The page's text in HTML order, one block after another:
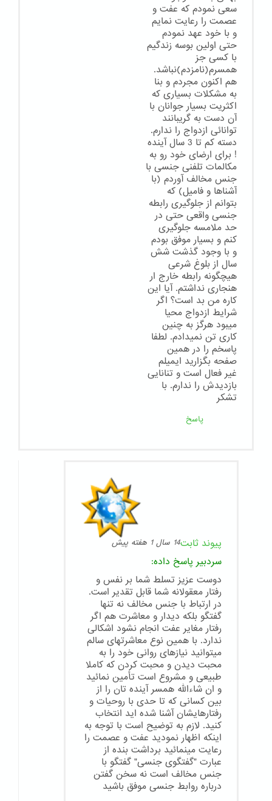
سعی نمودم که عفت و
عصمت را رعایت نمایم
و با خود عهد نمودم
حتی اولین بوسه زندگیم
با کسی جز
همسرم(نامزدم)نباشد.
هم اکنون مجردم و بنا
به مشکلات بسیاری که
اکثریت بسیار جوانان با
آن دست به گریبانند
توانائی ازدواج را ندارم.
دسته کم تا 3 سال آینده
! برای ارضای خود رو به
مکالمات تلفنی جنسی با
جنس مخالف آوردم (با
آشناها و فامیل) که
بتوانم از جلوگیری رابطه
جنسی واقعی حتی در
حد ملامسه جلوگیری
کنم و بسیار موفق بودم
و با وجود گذشت شش
سال از بلوغ شرعی
هیچگونه رابطه خارج ار
هنجاری نداشتم. آیا این
کاره من بد است؟ اگر
شرایط ازدواج محیا
میبود هرگز به چنین
کاری تن نمیدادم. لطفا
پاسخم را در همین
صفحه بگزارید ایمیلم
غیر فعال است و تنانایی
بازدیدش را ندارم. با
تشکر
پاسخ
پیوند ثابت14 سال 1 هفته پیش
سردبیر پاسخ داده:
دوست عزیز تسلط شما بر نفس و
رفتار معقولانه شما قابل تقدیر است.
در ارتباط با جنس مخالف نه تنها
گفتگو بلکه دیدار و معاشرت هم اگر
رفتار مغایر عفت انجام نشود اشکالی
ندارد. با همین نوع معاشرتهای سالم
میتوانید نیازهای روانی خود را به
محبت دیدن و محبت کردن که کاملا
طبیعی و مشروع است تأمین نمائید
و ان شاءالله همسر آینده تان را از
بین کسانی که تا حدی با روحیات و
رفتارهایشان آشنا شده اید انتخاب
کنید. لازم به توضیح است با توجه به
اینکه اظهار نمودید عفت و عصمت را
رعایت مینمائید برداشت بنده از
عبارت "گفتگوی جنسی" گفتگو با
جنس مخالف است نه سخن گفتن
درباره روابط جنسی موفق باشید